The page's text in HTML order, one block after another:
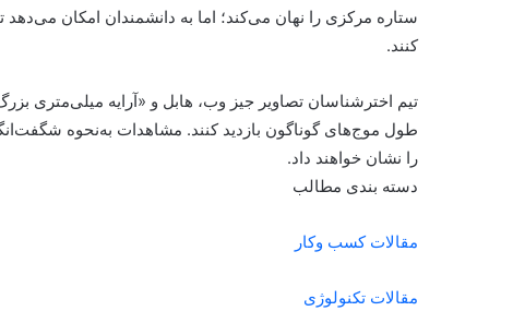
ستاره مرکزی را نهان می‌کند؛ اما به دانشمندان امکان می‌دهد
کنند.
را نشان خواهند داد.
دسته بندی مطالب
مقالات کسب وکار
مقالات تکنولوژی